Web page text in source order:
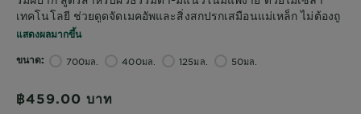
เทคโนโลยี ช่วยดูดจัดเมคอัพและสิ่งสกปรกเสมือนแม่เหล็ก ไม่ต้องถู
รวมถึงทำความสะอาดฝุ่น PM2.5 ได้สะอาดหมดจด 99.99%
แสดงผลมากขึ้น
ขนาด 700มล. 400มล. 125มล. 50มล.
฿459.00 บาท